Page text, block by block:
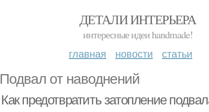
ДЕТАЛИ ИНТЕРЬЕРА
интересные идеи handmade!
главная новости статьи
Подвал от наводнений
Как предотвратить затопление